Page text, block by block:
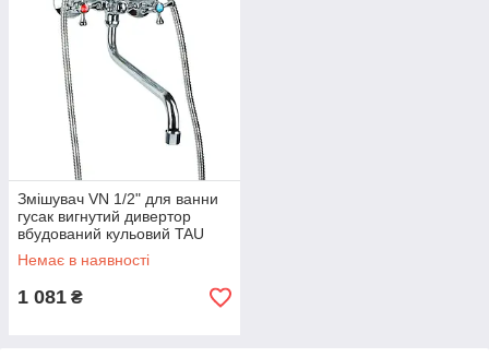
Змішувач VN 1/2" для ванни
гусак вигнутий дивертор
вбудований кульовий TAU
(VN-5C460C)
Немає в наявності
1 081 ₴